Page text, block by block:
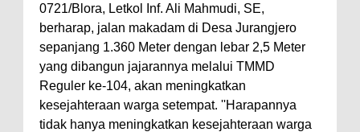
0721/Blora, Letkol Inf. Ali Mahmudi, SE,
berharap, jalan makadam di Desa Jurangjero
sepanjang 1.360 Meter dengan lebar 2,5 Meter
yang dibangun jajarannya melalui TMMD
Reguler ke-104, akan meningkatkan
kesejahteraan warga setempat. ''Harapannya
tidak hanya meningkatkan kesejahteraan warga